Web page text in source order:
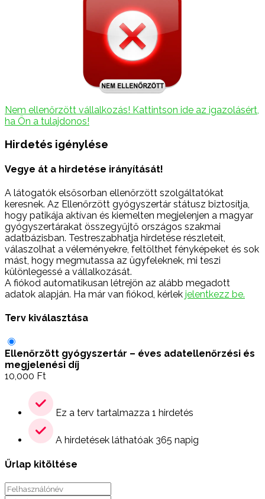
Nem ellenőrzött vállalkozás! Kattintson ide az igazolásért,
ha Ön a tulajdonos!
Hirdetés igénylése
Vegye át a hirdetése irányítását!
A látogatók elsősorban ellenőrzött szolgáltatókat
keresnek. Az Ellenőrzött gyógyszertár státusz biztosítja,
hogy patikája aktívan és kiemelten megjelenjen a magyar
gyógyszertárakat összegyűjtő országos szakmai
adatbázisban. Testreszabhatja hirdetése részleteit,
válaszolhat a véleményekre, feltölthet fényképeket és sok
mást, hogy megmutassa az ügyfeleknek, mi teszi
különlegessé a vállalkozását.
A fiókod automatikusan létrejön az alább megadott
adatok alapján. Ha már van fiókod, kérlek jelentkezz be.
Terv kiválasztása
Ellenőrzött gyógyszertár – éves adatellenőrzési és
megjelenési díj
10,000 Ft
Ez a terv tartalmazza 1 hirdetés
A hirdetések láthatóak 365 napig
Űrlap kitöltése